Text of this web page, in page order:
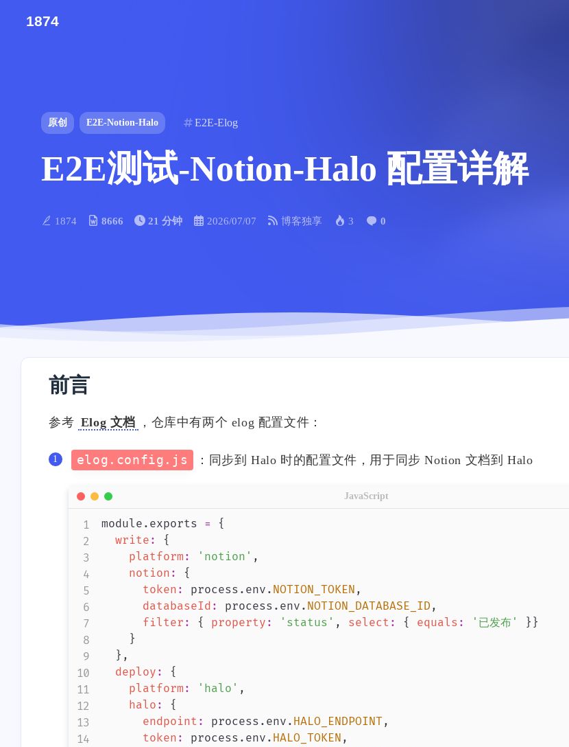
1874
原创 E2E-Notion-Halo E2E-Elog
E2E测试-Notion-Halo 配置详解
1874 8666 21 分钟 2026/07/07 博客独享 3 0
前言
参考 Elog 文档 ，仓库中有两个 elog 配置文件：
elog.config.js ：同步到 Halo 时的配置文件，用于同步 Notion 文档到 Halo
module . exports =
{
write :
{
platform : 'notion' ,
notion :
{
token : process . env . NOTION_TOKEN ,
databaseId : process . env . NOTION_DATABASE_ID ,
filter : { property : 'status' , select : { equals : '已发布' } }
}
} ,
deploy :
{
platform : 'halo' ,
halo :
{
endpoint : process . env . HALO_ENDPOINT,
token : process . env . HALO_TOKEN ,
JavaScript